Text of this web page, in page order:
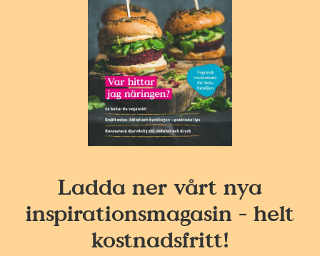
Ladda ner vårt nya
inspirationsmagasin - helt
kostnadsfritt!